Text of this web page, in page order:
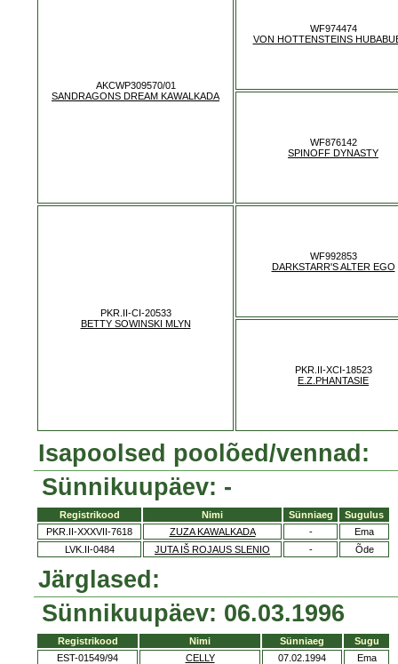
AKCWP309570/01
SANDRAGONS DREAM KAWALKADA
WF974474
VON HOTTENSTEINS
WF876142
SPINOFF DYNASTY
PKR.II-CI-20533
BETTY SOWINSKI MLYN
WF992853
DARKSTARR'S ALTER EGO
PKR.II-XCI-18523
E.Z.PHANTASIE
Isapoolsed poolõed/vennad:
Sünnikuupäev: -
Registrikood Nimi Sünniaeg
Sugulus
PKR.II-XXXVII-7618
ZUZA KAWALKADA -
Ema
LVK.II-0484
JUTA IŠ ROJAUS SLENIO - Õde
Järglased:
Sünnikuupäev: 06.03.1996
Registrikood Nimi Sünniaeg
Sugu
EST-01549/94
CELLY 07.02.1994
Ema